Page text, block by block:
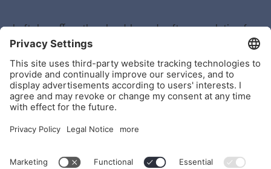
shyftplan offers the cloud-based software solution for
automated workforce management. Our software
digitalizes complex processes that were previously
mostly carried out manually and takes over, for
example, shift planning and absence management.
shyftplan thus ensures greater efficiency and increases